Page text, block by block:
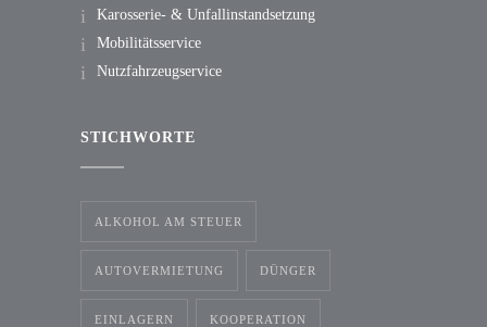
Karosserie- & Unfallinstandsetzung
Mobilitätsservice
Nutzfahrzeugservice
STICHWORTE
ALKOHOL AM STEUER
AUTOVERMIETUNG DÜNGER
EINLAGERN KOOPERATION